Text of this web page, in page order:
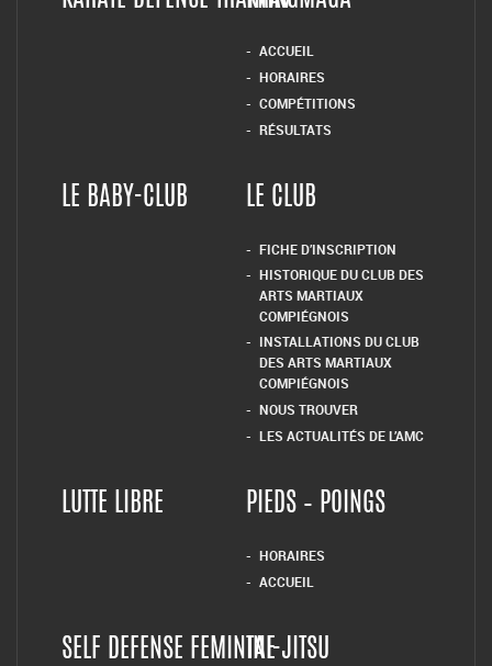
ACCUEIL
HORAIRES
COMPÉTITIONS
RÉSULTATS
LE BABY-CLUB LE CLUB
FICHE D’INSCRIPTION
HISTORIQUE DU CLUB DES
ARTS MARTIAUX
COMPIÉGNOIS
INSTALLATIONS DU CLUB
DES ARTS MARTIAUX
COMPIÉGNOIS
NOUS TROUVER
LES ACTUALITÉS DE L’AMC
LUTTE LIBRE PIEDS – POINGS
HORAIRES
ACCUEIL
SELF DEFENSE FEMININETAI-JITSU